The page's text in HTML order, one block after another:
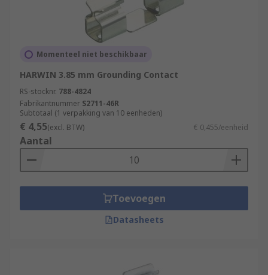
Momenteel niet beschikbaar
HARWIN 3.85 mm Grounding Contact
RS-stocknr. 788-4824
Fabrikantnummer S2711-46R
Subtotaal (1 verpakking van 10 eenheden)
€ 4,55(excl. BTW) € 0,455/eenheid
Aantal
Toevoegen
Datasheets